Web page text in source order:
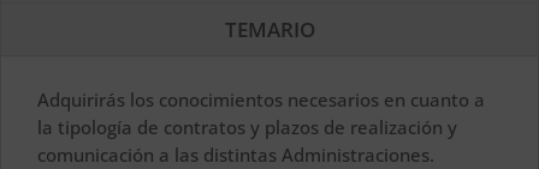
TEMARIO
Adquirirás los conocimientos necesarios en cuanto a
la tipología de contratos y plazos de realización y
comunicación a las distintas Administraciones.